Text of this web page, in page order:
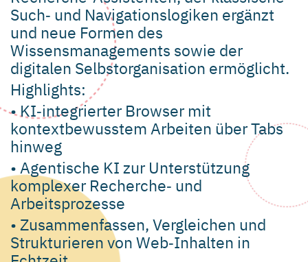
Such‑ und Navigationslogiken ergänzt
und neue Formen des
Wissensmanagements sowie der
digitalen Selbstorganisation ermöglicht.
Highlights:
• KI‑integrierter Browser mit
kontextbewusstem Arbeiten über Tabs
hinweg
• Agentische KI zur Unterstützung
komplexer Recherche‑ und
Arbeitsprozesse
• Zusammenfassen, Vergleichen und
Strukturieren von Web‑Inhalten in